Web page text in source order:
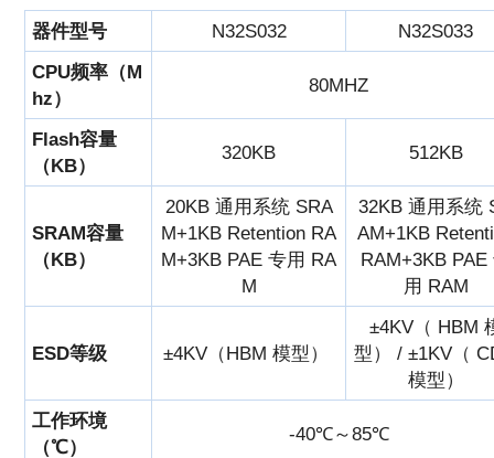
器件型号 N32S032 N32S033
CPU频率（M
hz）
80MHZ
Flash容量
（KB）
320KB 512KB
SRAM容量
（KB）
20KB 通用系统 SRA
M+1KB Retention RA
M+3KB PAE 专用 RA
M
32KB 通用系统
AM+1KB
RAM+3KB PAE
用 RAM
ESD等级 ±4KV（HBM 模型）
±4KV（ HBM
型） / ±1KV（
模型）
工作环境
（℃）
-40℃～85℃